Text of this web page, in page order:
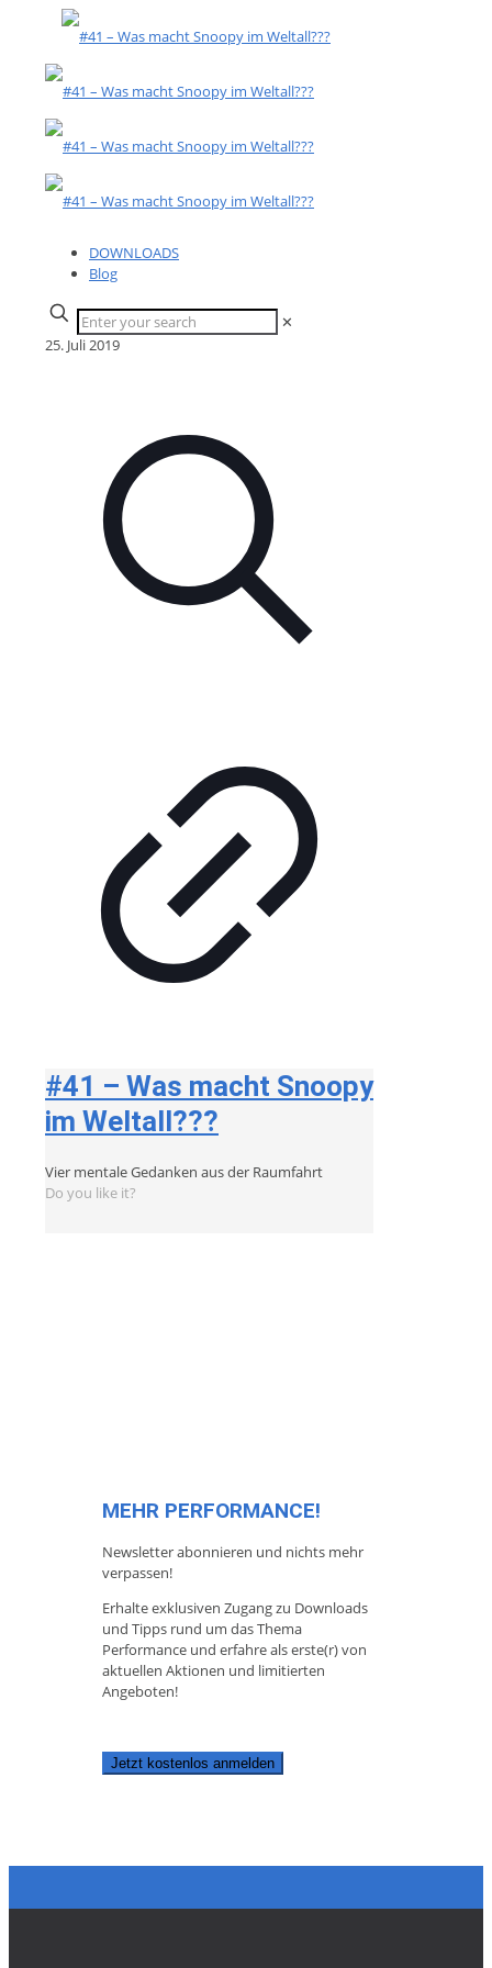
DOWNLOADS
Blog
✕
25. Juli 2019
#41 – Was macht Snoopy
im Weltall???
Vier mentale Gedanken aus der Raumfahrt
Do you like it?
MEHR PERFORMANCE!
Newsletter abonnieren und nichts mehr
verpassen!
Erhalte exklusiven Zugang zu Downloads
und Tipps rund um das Thema
Performance und erfahre als erste(r) von
aktuellen Aktionen und limitierten
Angeboten!
Jetzt kostenlos anmelden